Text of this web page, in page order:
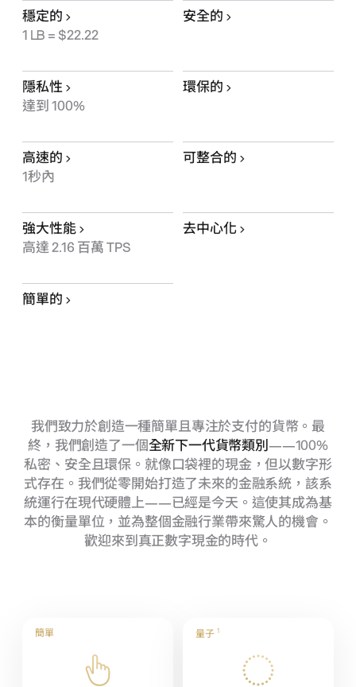
穩定的
1 LB = $22.22
安全的
隱私性
達到 100%
環保的
高速的
1秒內
可整合的
強大性能
高達 2.16 百萬 TPS
去中心化
簡單的
我們致力於創造一種簡單且專注於支付的貨幣。最
終，我們創造了一個全新下一代貨幣類別 ——100%
私密、安全且環保。就像口袋裡的現金，但以數字形
式存在。我們從零開始打造了未來的金融系統，該系
統運行在現代硬體上——已經是今天。這使其成為基
本的衡量單位，並為整個金融行業帶來驚人的機會。
歡迎來到真正數字現金的時代。
簡單 量子 1